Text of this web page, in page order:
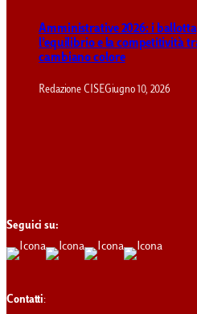
Amministrative 2026: i
l’equilibrio e la competitività
cambiano colore
Redazione CISEGiugno 10, 2026
Seguici su:
Contatti: